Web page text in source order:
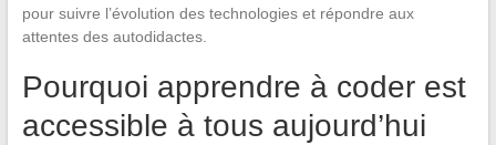
pour suivre l’évolution des technologies et répondre aux
attentes des autodidactes.
Pourquoi apprendre à coder est
accessible à tous aujourd’hui